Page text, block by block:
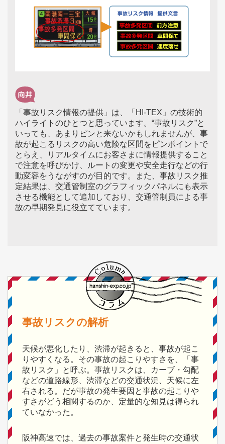
「事故リスク情報の提供」は、「HI-TEX」の技術的
ハイライトのひとつと思っています。“事故リスク”と
いっても、あまりピンと来ないかもしれませんが、事
故が起こるリスクの高い危険な区間をピンポイントで
とらえ、リアルタイムにお客さまに情報提供すること
で注意を呼びかけ、ルートの変更や安全走行などの行
動変容をうながすのが目的です。また、事故リスク推
定結果は、交通管制室のグラフィックパネルにも表示
させる機能として追加しており、交通管制員による事
故の早期発見に役立てています。
事故リスクの解析
天候が悪化したり、渋滞が起きると、事故が起こ
りやすくなる。その事故の起こりやすさを、「事
故リスク」と呼ぶ。事故リスクは、カーブ・勾配
などの道路線形、渋滞などの交通状況、天候に左
右される。だが事故の発生要因と事故の起こりや
すさがどう相関するのか、定量的な知見は得られ
ていなかった。
阪神高速では、過去の事故案件と発生時の交通状